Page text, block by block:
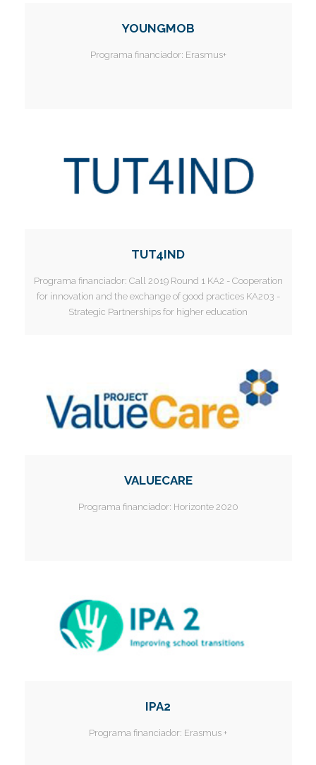
YOUNGMOB
Programa financiador: Erasmus+
TUT4IND
Programa financiador: Call 2019 Round 1 KA2 - Cooperation
for innovation and the exchange of good practices KA203 -
Strategic Partnerships for higher education
VALUECARE
Programa financiador: Horizonte 2020
IPA2
Programa financiador: Erasmus +